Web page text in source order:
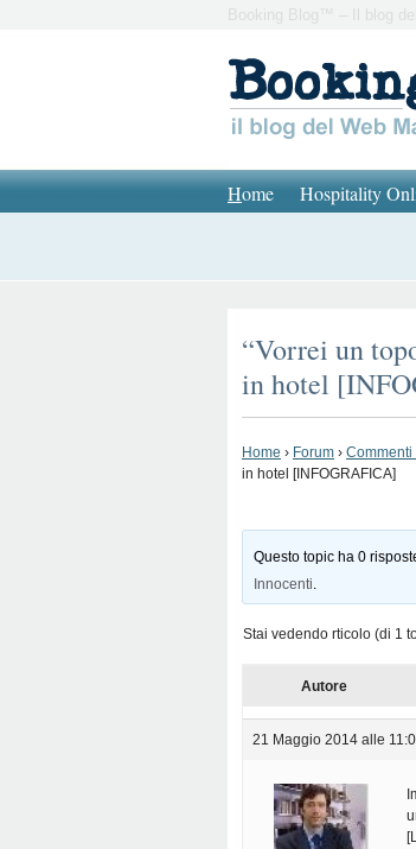
Booking Blog™ – Il blog
Home Hospitality
“Vorrei un
in hotel
Home › Forum ›
in hotel [INFOGRAFICA]
Questo topic ha 0
Innocenti.
Stai vedendo rticolo (di 1
Autore
21 Maggio 2014 alle